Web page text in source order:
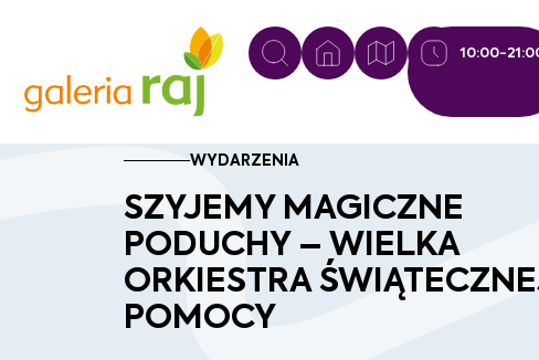
10:00-
WYDARZENIA
SZYJEMY MAGICZNE
PODUCHY – WIELKA
ORKIESTRA
POMOCY